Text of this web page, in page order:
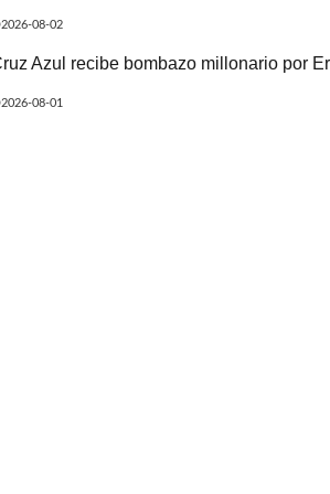
2026-08-02
Azul recibe bombazo millonario por
2026-08-01